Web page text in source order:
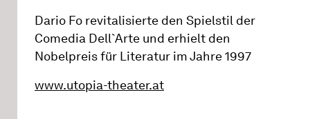
Dario Fo revitalisierte den Spielstil der
Comedia Dell`Arte und erhielt den
Nobelpreis für Literatur im Jahre 1997
www.utopia-theater.at